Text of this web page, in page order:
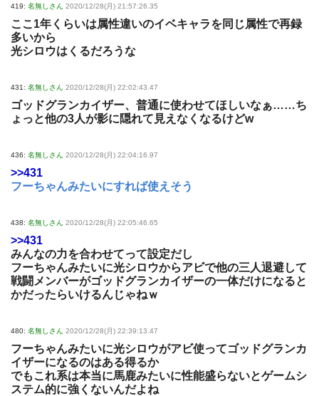
419: 名無しさん 2020/12/28(月) 21:57:26.35
ここ1年くらいは属性違いのイベキャラを同じ属性で再録
多いから
光シロウはくるだろうな
431: 名無しさん 2020/12/28(月) 22:02:43.47
ゴッドグランカイザー、普通に使わせてほしいなぁ……ち
ょっと他の3人が影に隠れて見えなくなるけどw
436: 名無しさん 2020/12/28(月) 22:04:16.97
>>431
フーちゃんみたいにすれば使えそう
438: 名無しさん 2020/12/28(月) 22:05:46.65
>>431
みんなの力を合わせてって設定だし
フーちゃんみたいに光シロウからアビで他の三人退避して
戦闘メンバーがゴッドグランカイザーの一体だけになると
かだったらいけるんじゃねｗ
480: 名無しさん 2020/12/28(月) 22:39:13.47
フーちゃんみたいに光シロウがアビ使ってゴッドグランカ
イザーになるのはある得るか
でもこれ系は本当に馬鹿みたいに性能盛らないとゲームシ
ステム的に強くないんだよね